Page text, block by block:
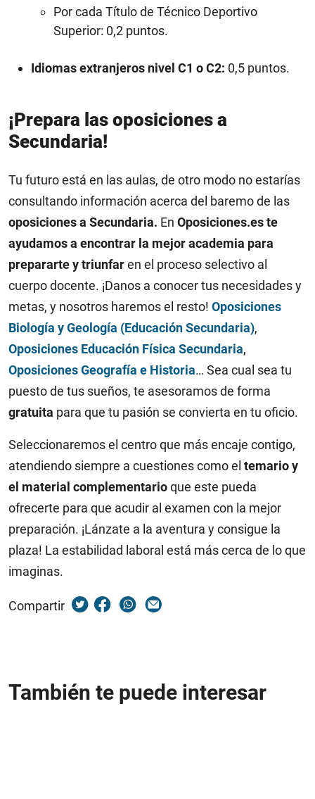
Por cada Título de Técnico Deportivo
Superior: 0,2 puntos.
Idiomas extranjeros nivel C1 o C2: 0,5 puntos.
¡Prepara las oposiciones a
Secundaria!
Tu futuro está en las aulas, de otro modo no estarías
consultando información acerca del baremo de las
oposiciones a Secundaria. En Oposiciones.es te
ayudamos a encontrar la mejor academia para
prepararte y triunfaren el proceso selectivo al
cuerpo docente. ¡Danos a conocer tus necesidades y
metas, y nosotros haremos el resto! Oposiciones
Biología y Geología (Educación Secundaria),
Oposiciones Educación Física Secundaria,
Oposiciones Geografía e Historia… Sea cual sea tu
puesto de tus sueños, te asesoramos de forma
gratuita para que tu pasión se convierta en tu oficio.
Seleccionaremos el centro que más encaje contigo,
atendiendo siempre a cuestiones como el temario y
el material complementarioque este pueda
ofrecerte para que acudir al examen con la mejor
preparación. ¡Lánzate a la aventura y consigue la
plaza! La estabilidad laboral está más cerca de lo que
imaginas.
Compartir
También te puede interesar